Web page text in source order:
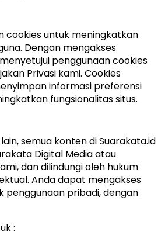
cookies untuk meningkatkan
Dengan mengakses
penggunaan cookies
Privasi kami. Cookies
informasi preferensi
fungsionalitas situs.
semua konten di Suarakata.id
Digital Media atau
dan dilindungi oleh hukum
Anda dapat mengakses
penggunaan pribadi, dengan
: